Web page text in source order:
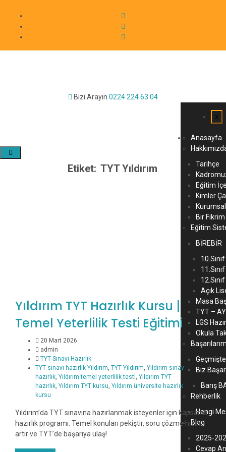
Bizi Arayın 0224 224 63 04
x
Anasayfa
Tarihçe
Eğitim
Kimler
Bir
Eğitim
BİREBİR
Açık
Masa
TYT –
LGS
Okula
Biz
Barış
Rehberlik
Hangi
Blog
2025-
Cevap
Etiket: TYT Yıldırım
Yıldırım TYT Hazırlık Kursu |
Temel Yeterlilik Testi Eğitimi
20 Mart 2026
admin
TYT Sınavı Hazırlık
TYT sınavı hazırlık Yıldırım, TYT Yıldırım, Yıldırım sınav
hazırlık, Yıldırım temel yeterlilik testi, Yıldırım TYT
hazırlık, Yıldırım TYT kursu, Yıldırım üniversite hazırlık
kursu
Yıldırım’da TYT sınavına hazırlanmak isteyenler için kapsamlı
hazırlık programı. Temel konuları pekiştir, soru çözme hızını
artır ve TYT’de başarıya ulaş!